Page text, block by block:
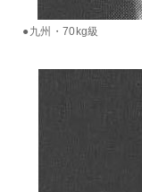
●九州・70kg級